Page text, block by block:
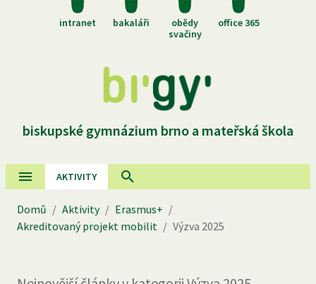
intranet bakaláři
obědy
svačiny
office 365
biskupské gymnázium brno a mateřská škola
AKTIVITY
Domů / Aktivity / Erasmus+ /
Akreditovaný projekt mobilit / Výzva 2025